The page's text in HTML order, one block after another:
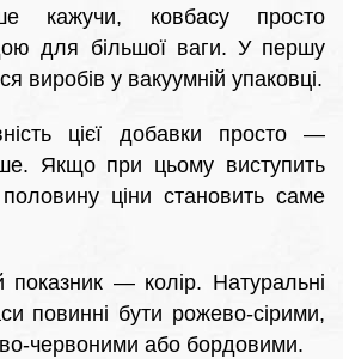
кажучи, ковбасу просто
для більшої ваги. У першу
виробів у вакуумній упаковці.
цієї добавки просто —
Якщо при цьому виступить
ціни становить саме
— колір. Натуральні
повинні бути рожево-сірими,
червоними або бордовими.